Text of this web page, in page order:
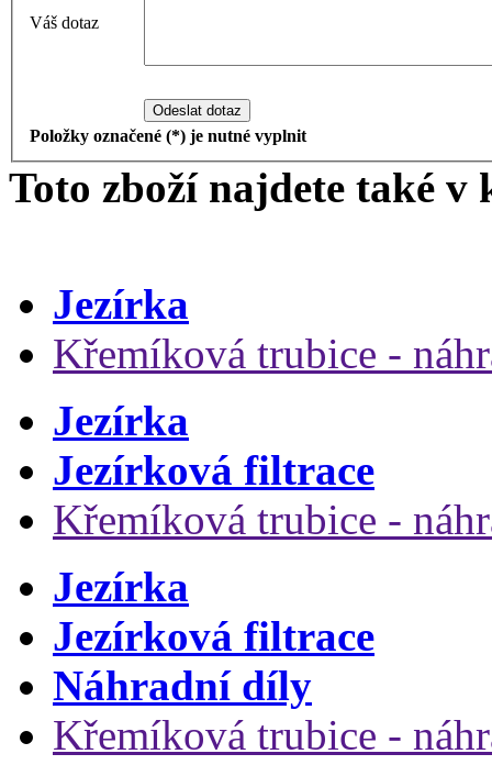
Váš dotaz
Odeslat dotaz
Položky označené (*) je nutné vyplnit
Toto zboží najdete také v
Jezírka
Křemíková trubice -
Jezírka
Jezírková filtrace
Křemíková trubice -
Jezírka
Jezírková filtrace
Náhradní díly
Křemíková trubice -